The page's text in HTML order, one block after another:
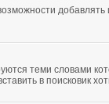
теми словами
в поисковик